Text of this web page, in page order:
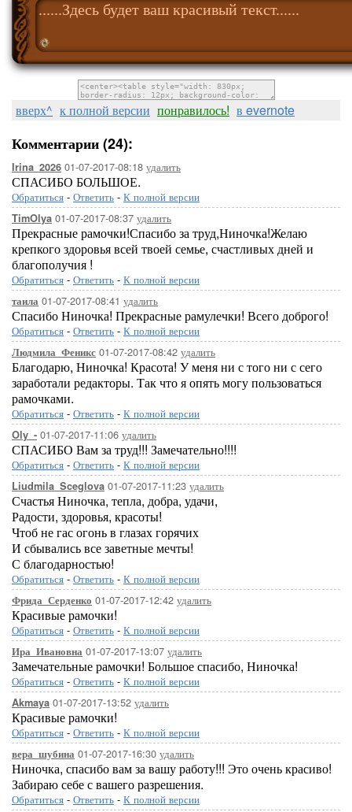
......Здесь будет ваш красивый текст......
вверх^ к полной версии понравилось! в evernote
Комментарии (24):
Irina_2026 01-07-2017-08:18 удалить
СПАСИБО БОЛЬШОЕ.
Обратиться - Ответить - К полной версии
TimOlya 01-07-2017-08:37 удалить
Прекрасные рамочки!Спасибо за труд,Ниночка!Желаю
крепкого здоровья всей твоей семье, счастливых дней и
благополучия !
Обратиться - Ответить - К полной версии
таила 01-07-2017-08:41 удалить
Спасибо Ниночка! Прекрасные рамулечки! Всего доброго!
Обратиться - Ответить - К полной версии
Людмила_Феникс 01-07-2017-08:42 удалить
Благодарю, Ниночка! Красота! У меня ни с того ни с сего
заработали редакторы. Так что я опять могу пользоваться
рамочками.
Обратиться - Ответить - К полной версии
Oly_- 01-07-2017-11:06 удалить
СПАСИБО Вам за труд!!! Замечательно!!!!
Обратиться - Ответить - К полной версии
Liudmila_Sceglova 01-07-2017-11:23 удалить
Счастья Ниночка, тепла, добра, удачи,
Радости, здоровья, красоты!
Чтоб не гас огонь в глазах горячих
И сбывались все заветные мечты!
С благодарностью!
Обратиться - Ответить - К полной версии
Фрида_Серденко 01-07-2017-12:42 удалить
Красивые рамочки!
Обратиться - Ответить - К полной версии
Ира_Ивановна 01-07-2017-13:07 удалить
Замечательные рамочки! Большое спасибо, Ниночка!
Обратиться - Ответить - К полной версии
Akmaya 01-07-2017-13:52 удалить
Красивые рамочки!
Обратиться - Ответить - К полной версии
вера_шубина 01-07-2017-16:30 удалить
Ниночка, спасибо вам за вашу работу!!! Это очень красиво!
Забираю себе с вашего разрешения.
Обратиться - Ответить - К полной версии